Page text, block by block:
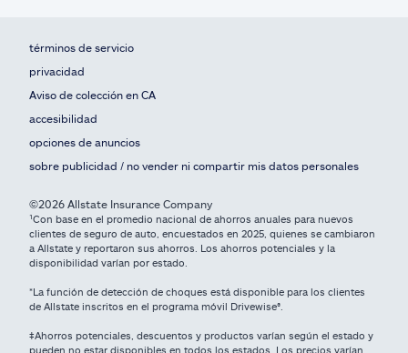
términos de servicio
privacidad
Aviso de colección en CA
accesibilidad
opciones de anuncios
sobre publicidad / no vender ni compartir mis datos personales
©2026 Allstate Insurance Company
¹Con base en el promedio nacional de ahorros anuales para nuevos
clientes de seguro de auto, encuestados en 2025, quienes se cambiaron
a Allstate y reportaron sus ahorros. Los ahorros potenciales y la
disponibilidad varían por estado.
*La función de detección de choques está disponible para los clientes
de Allstate inscritos en el programa móvil Drivewise®.
‡Ahorros potenciales, descuentos y productos varían según el estado y
pueden no estar disponibles en todos los estados. Los precios varían